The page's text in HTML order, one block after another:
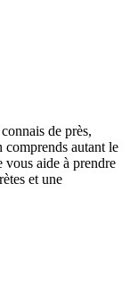
de près,
comprends autant le
vous aide à prendre
et une